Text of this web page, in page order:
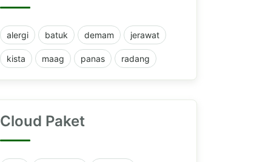
alergi batuk demam jerawat
kista maag panas radang
Cloud Paket